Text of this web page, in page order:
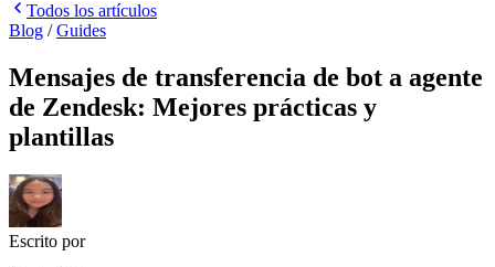
Todos los artículos
Blog /Guides
Mensajes de transferencia de bot a agente
de Zendesk: Mejores prácticas y
plantillas
Escrito por